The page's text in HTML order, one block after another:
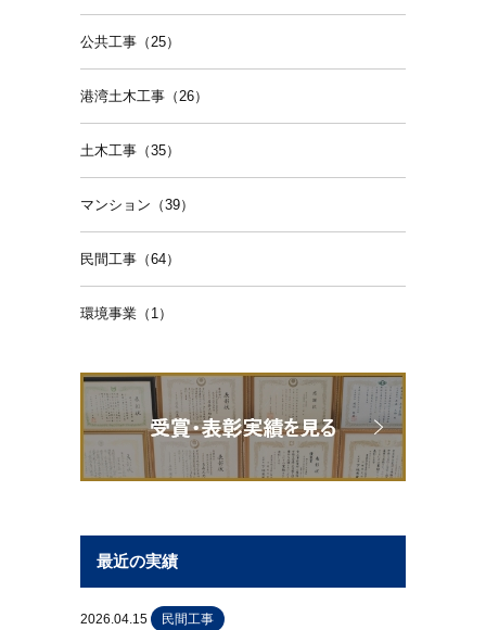
公共工事（25）
港湾土木工事（26）
土木工事（35）
マンション（39）
民間工事（64）
環境事業（1）
最近の実績
2026.04.15 民間工事